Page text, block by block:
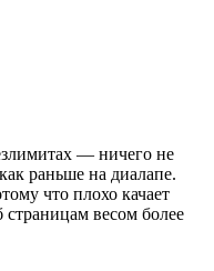
— ничего не
раньше на диалапе.
что плохо качает
весом более